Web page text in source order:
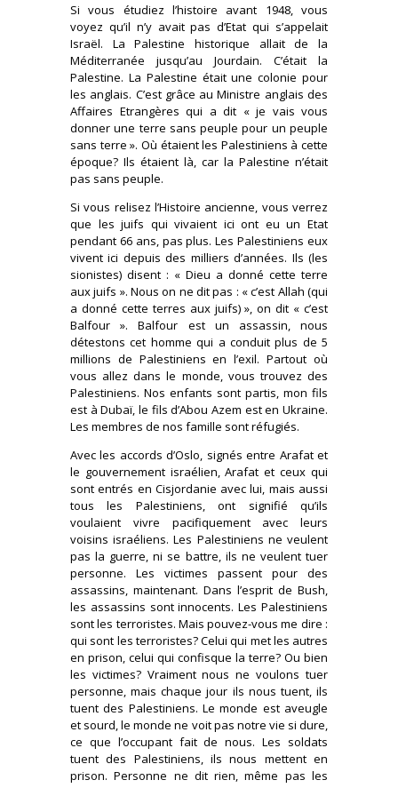
Si vous étudiez l’histoire avant 1948, vous
voyez qu’il n’y avait pas d’Etat qui s’appelait
Israël. La Palestine historique allait de la
Méditerranée jusqu’au Jourdain. C’était la
Palestine. La Palestine était une colonie pour
les anglais. C’est grâce au Ministre anglais des
Affaires Etrangères qui a dit « je vais vous
donner une terre sans peuple pour un peuple
sans terre ». Où étaient les Palestiniens à cette
époque? Ils étaient là, car la Palestine n’était
pas sans peuple.
Si vous relisez l’Histoire ancienne, vous verrez
que les juifs qui vivaient ici ont eu un Etat
pendant 66 ans, pas plus. Les Palestiniens eux
vivent ici depuis des milliers d’années. Ils (les
sionistes) disent : « Dieu a donné cette terre
aux juifs ». Nous on ne dit pas : « c’est Allah (qui
a donné cette terres aux juifs) », on dit « c’est
Balfour ». Balfour est un assassin, nous
détestons cet homme qui a conduit plus de 5
millions de Palestiniens en l’exil. Partout où
vous allez dans le monde, vous trouvez des
Palestiniens. Nos enfants sont partis, mon fils
est à Dubaï, le fils d’Abou Azem est en Ukraine.
Les membres de nos famille sont réfugiés.
Avec les accords d’Oslo, signés entre Arafat et
le gouvernement israélien, Arafat et ceux qui
sont entrés en Cisjordanie avec lui, mais aussi
tous les Palestiniens, ont signifié qu’ils
voulaient vivre pacifiquement avec leurs
voisins israéliens. Les Palestiniens ne veulent
pas la guerre, ni se battre, ils ne veulent tuer
personne. Les victimes passent pour des
assassins, maintenant. Dans l’esprit de Bush,
les assassins sont innocents. Les Palestiniens
sont les terroristes. Mais pouvez-vous me dire :
qui sont les terroristes? Celui qui met les autres
en prison, celui qui confisque la terre? Ou bien
les victimes? Vraiment nous ne voulons tuer
personne, mais chaque jour ils nous tuent, ils
tuent des Palestiniens. Le monde est aveugle
et sourd, le monde ne voit pas notre vie si dure,
ce que l’occupant fait de nous. Les soldats
tuent des Palestiniens, ils nous mettent en
prison. Personne ne dit rien, même pas les